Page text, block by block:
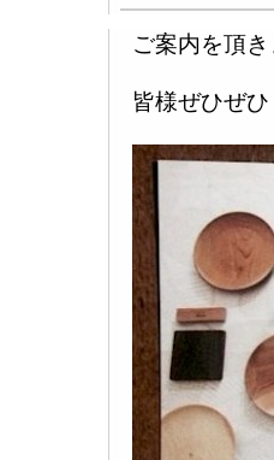
ご案内を頂
皆様ぜひぜひ